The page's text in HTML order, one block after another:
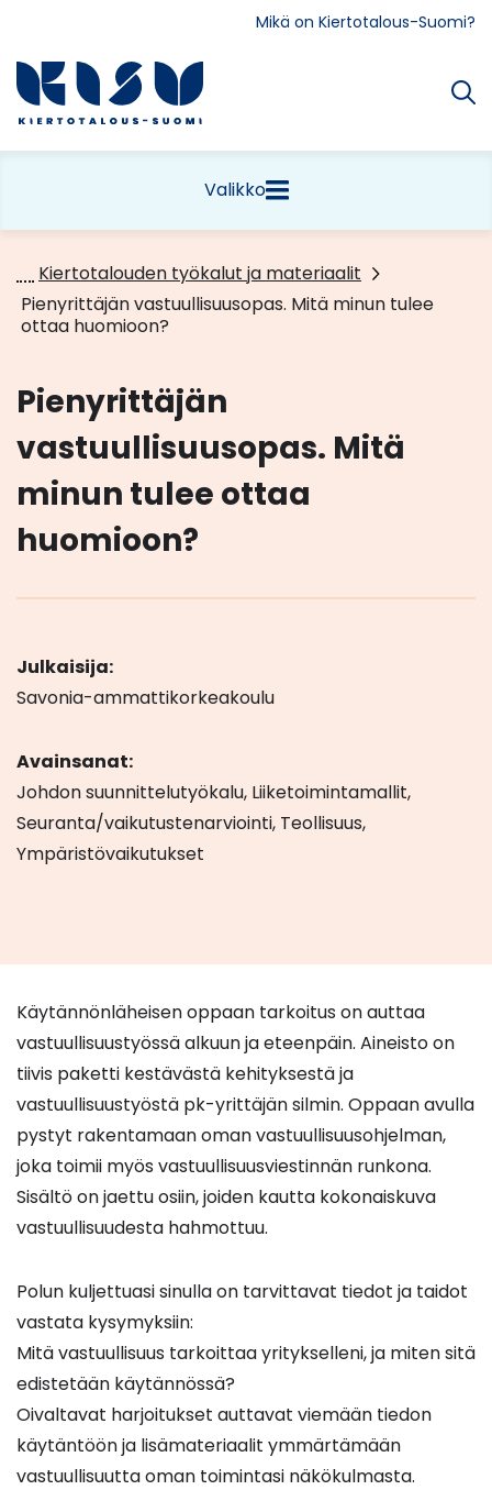
Mikä on Kiertotalous-Suomi?
Etusivu
Valikko
Kiertotalouden työkalut ja materiaalit
Pienyrittäjän vastuullisuusopas. Mitä minun tulee
ottaa huomioon?
Pienyrittäjän
vastuullisuusopas. Mitä
minun tulee ottaa
huomioon?
Julkaisija:
Savonia-ammattikorkeakoulu
Avainsanat:
Johdon suunnittelutyökalu, Liiketoimintamallit,
Seuranta/vaikutustenarviointi, Teollisuus,
Ympäristövaikutukset
Käytännönläheisen oppaan tarkoitus on auttaa
vastuullisuustyössä alkuun ja eteenpäin. Aineisto on
tiivis paketti kestävästä kehityksestä ja
vastuullisuustyöstä pk-yrittäjän silmin. Oppaan avulla
pystyt rakentamaan oman vastuullisuusohjelman,
joka toimii myös vastuullisuusviestinnän runkona.
Sisältö on jaettu osiin, joiden kautta kokonaiskuva
vastuullisuudesta hahmottuu.
Polun kuljettuasi sinulla on tarvittavat tiedot ja taidot
vastata kysymyksiin:
Mitä vastuullisuus tarkoittaa yritykselleni, ja miten sitä
edistetään käytännössä?
Oivaltavat harjoitukset auttavat viemään tiedon
käytäntöön ja lisämateriaalit ymmärtämään
vastuullisuutta oman toimintasi näkökulmasta.